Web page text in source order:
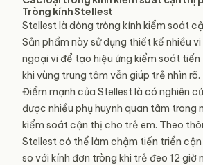
Tròng kính Stellest
Stellest là dòng tròng kính kiểm soát
Sản phẩm này sử dụng thiết kế nhiều
ngoại vi để tạo hiệu ứng kiểm soát
khi vùng trung tâm vẫn giúp trẻ nhìn rõ.
Điểm mạnh của Stellest là có nghiên
được nhiều phụ huynh quan tâm trong
kiểm soát cận thị cho trẻ em. Theo
Stellest có thể làm chậm tiến triển
so với kính đơn tròng khi trẻ đeo 12 giờ